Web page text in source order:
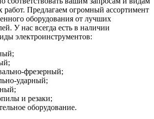
работ. Предлагаем огромный ассортимент
оборудования от лучших
У нас всегда есть в наличии
электроинструментов:
фрезерный;
ударный;
и резаки;
оборудование.